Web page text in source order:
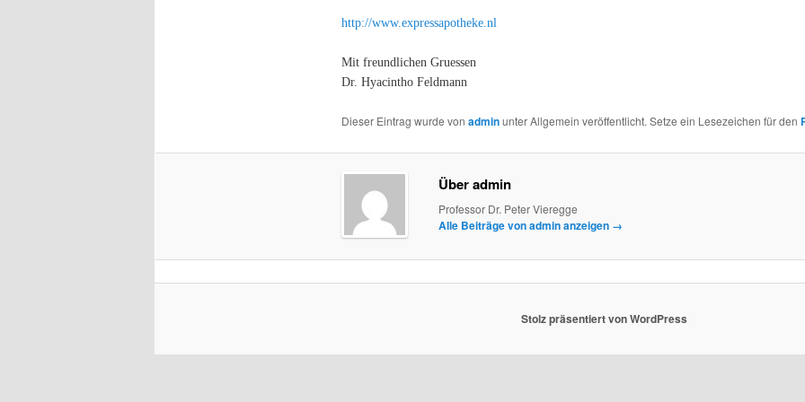
http://www.expressapotheke.nl
Mit freundlichen Gruessen
Dr. Hyacintho Feldmann
Dieser Eintrag wurde von adminunter Allgemein veröffentlicht. Setze ein Lesezeichen für den
Über admin
Professor Dr. Peter Vieregge
Alle Beiträge von admin anzeigen →
Stolz präsentiert von WordPress